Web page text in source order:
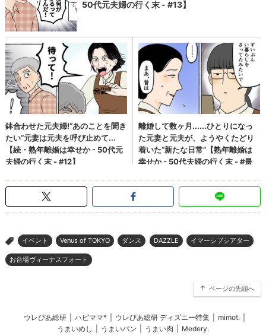
> イベント Venus of TOKYO ダンス DAZZLE イマーシブシアター
お台場ヴィーナスフォート
ページの先頭へ
ウレぴあ総研 ハピママ* ウレぴあ総研 ディズニー特集 mimot.
うまいめし
うまいパン うまい肉 Medery.